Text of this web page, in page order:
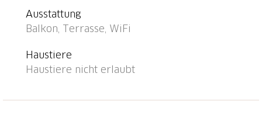
Interlaken, Thun. Bekannte Seen in der Umgebung
sind gut erreichbar: Thunersee, Oeschinensee.
Wandergebiete: Diemtigtal, Jungfrau Region.
Ausstattung
Balkon, Terrasse, WiFi
Haustiere
Haustiere nicht erlaubt